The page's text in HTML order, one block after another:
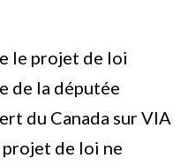
le projet de loi
de la députée
du Canada sur VIA
projet de loi ne